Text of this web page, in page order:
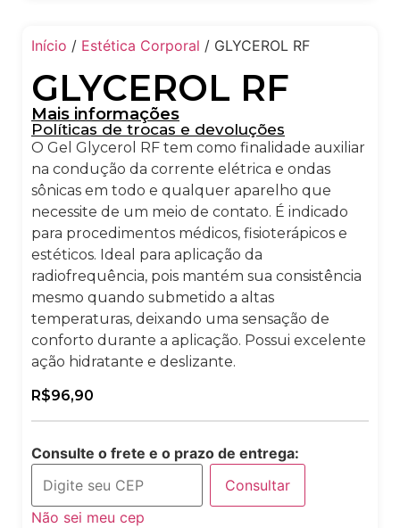
Início / Estética Corporal / GLYCEROL RF
GLYCEROL RF
Mais informações
Políticas de trocas e devoluções
O Gel Glycerol RF tem como finalidade auxiliar
na condução da corrente elétrica e ondas
sônicas em todo e qualquer aparelho que
necessite de um meio de contato. É indicado
para procedimentos médicos, fisioterápicos e
estéticos. Ideal para aplicação da
radiofrequência, pois mantém sua consistência
mesmo quando submetido a altas
temperaturas, deixando uma sensação de
conforto durante a aplicação. Possui excelente
ação hidratante e deslizante.
R$96,90
Consulte o frete e o prazo de entrega:
Consultar
Não sei meu cep